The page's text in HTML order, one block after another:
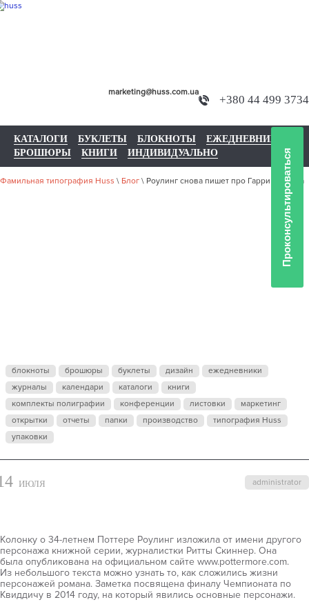
+380 44 499 3734
marketing@huss.com.ua
КАТАЛОГИ БУКЛЕТЫ БЛОКНОТЫ
ЕЖЕДНЕВНИКИ
БРОШЮРЫ
КНИГИ ИНДИВИДУАЛЬНО
Фамильная типография Huss \ Блог \ Роулинг снова пишет про Гарри Поттера
ПИШЕТ ПРО
ГАРРИ
ПОТТЕРА
блокноты брошюры буклеты дизайн
ежедневники
журналы
календари каталоги
книги
комплекты полиграфии
конференции листовки
маркетинг
открытки
отчеты папки производство
типография Huss
упаковки
administrator
ИЮЛЯ
Колонку о 34-летнем Поттере Роулинг изложила от имени другого
персонажа книжной серии, журналистки Ритты Скиннер. Она
была опубликована на официальном сайте www.pottermore.com.
Из небольшого текста можно узнать то, как сложились жизни
персонажей романа. Заметка посвящена финалу Чемпионата по
Квиддичу в 2014 году, на который явились основные персонажи.
Проконсультироваться